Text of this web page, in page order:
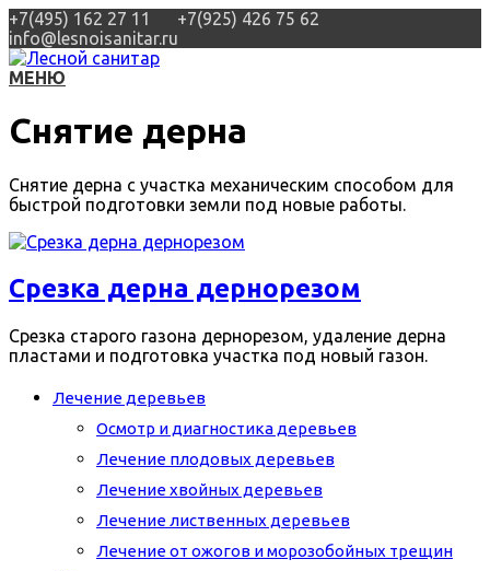
+7(495) 162 27 11 +7(925) 426 75 62
info@lesnoisanitar.ru
МЕНЮ
Снятие дерна
Снятие дерна с участка механическим способом для
быстрой подготовки земли под новые работы.
Срезка дерна дернорезом
Срезка старого газона дернорезом, удаление дерна
пластами и подготовка участка под новый газон.
Лечение деревьев
Осмотр и диагностика деревьев
Лечение плодовых деревьев
Лечение хвойных деревьев
Лечение лиственных деревьев
Лечение от ожогов и морозобойных трещин